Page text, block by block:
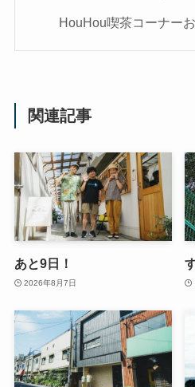
HouHou喫茶コーナー
関連記事
あと9日！
2026年8月7日